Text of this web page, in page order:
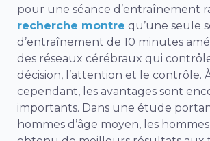
pour une séance d’entraînement
recherche montre qu’une seule
d’entraînement de 10 minutes
des réseaux cérébraux qui
décision, l’attention et le contrôle.
cependant, les avantages sont
importants. Dans une étude
hommes d’âge moyen, les